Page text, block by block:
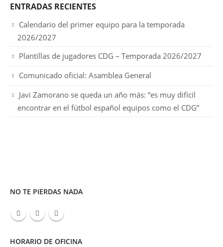
ENTRADAS RECIENTES
Calendario del primer equipo para la temporada
2026/2027
Plantillas de jugadores CDG – Temporada 2026/2027
Comunicado oficial: Asamblea General
Javi Zamorano se queda un año más: “es muy difícil
encontrar en el fútbol español equipos como el CDG”
NO TE PIERDAS NADA
HORARIO DE OFICINA